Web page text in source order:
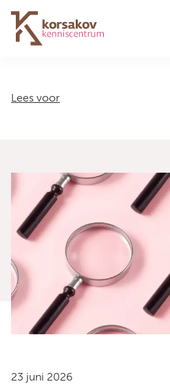
Navigation
Lees voor
23 juni 2026